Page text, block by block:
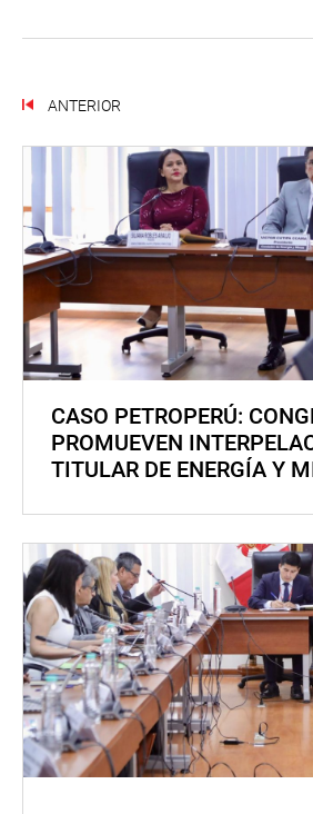
ANTERIOR
CASO PETROPERÚ:
PROMUEVEN
TITULAR DE ENERGÍA Y